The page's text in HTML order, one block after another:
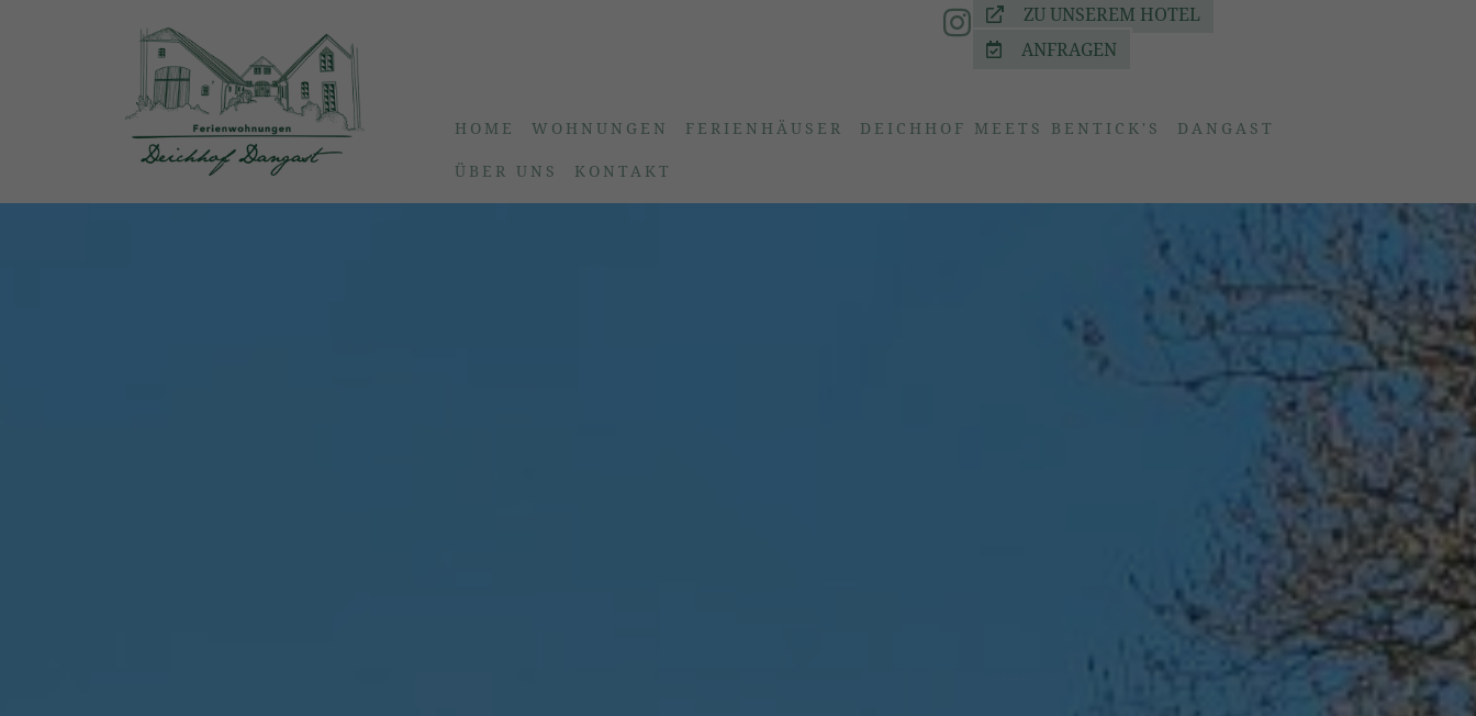
ZU UNSEREM HOTEL
ANFRAGEN
HOME WOHNUNGEN FERIENHÄUSER DEICHHOF MEETS BENTICK'S DANGAST
ÜBER UNS KONTAKT